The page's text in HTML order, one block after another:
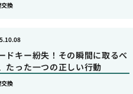
換
ドキー紛失！その瞬間に取るべ
たった一つの正しい行動
換